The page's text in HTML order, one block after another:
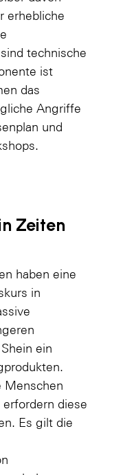
erhebliche
technische
ist
das
Angriffe
und
Zeiten
haben eine
in
ein
Menschen
diese
Es gilt die